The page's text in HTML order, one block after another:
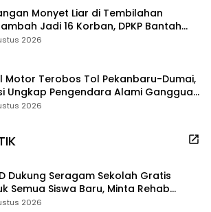
Monyet Liar di Tembilahan
Jadi 16 Korban, DPKP Bantah
Gerombolan Viral
2026
Motor Terobos Tol Pekanbaru-Dumai,
Ungkap Pengendara Alami Gangguan
Kecelakaan
2026
Dukung Seragam Sekolah Gratis
Semua Siswa Baru, Minta Rehab
Jangan Dikurangi
2026